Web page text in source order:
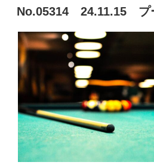
稿
日:
No.05314 24.11.15 プ